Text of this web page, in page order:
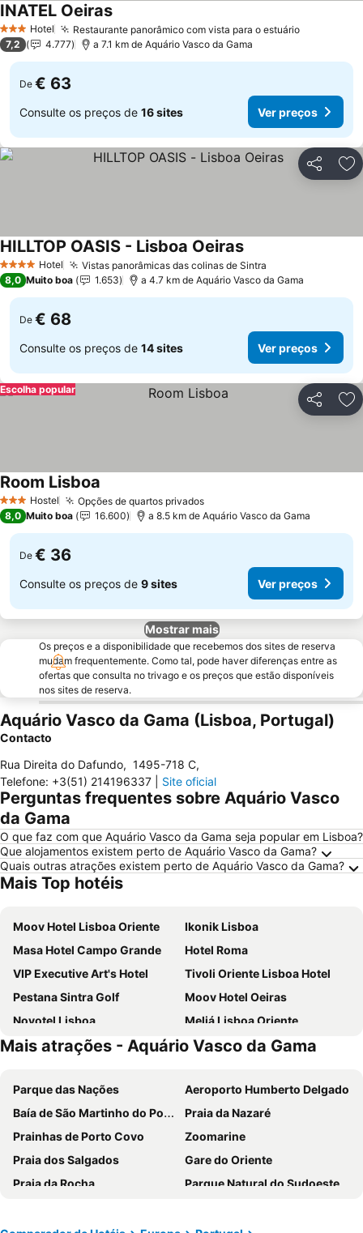
3 EstrelasHotel Restaurante panorâmico com vista para o estuárioVer
INATEL OeirasVer preços
7,2 4.777 a 7.1 km de Aquário Vasco da Gama
De € 63
Consulte os preços de 16 sites Ver preços
Partilhar
4 EstrelasHotel Vistas panorâmicas das colinas de Sintra
HILLTOP OASIS - Lisboa OeirasVer preços
8,0 Muito boa 1.653 a 4.7 km de Aquário Vasco da Gama
De € 68
Consulte os preços de 14 sites Ver preços
Partilhar
Escolha popular
3 EstrelasHostel Opções de quartos privadosVer preços
Room Lisboa
8,0 Muito boa 16.600 a 8.5 km de Aquário Vasco da Gama
De € 36
Consulte os preços de 9 sites Ver preços
Mostrar mais
Os preços e a disponibilidade que recebemos dos sites de reserva
mudam frequentemente. Como tal, pode haver diferenças entre as
ofertas que consulta no trivago e os preços que estão disponíveis
nos sites de reserva.
Aquário Vasco da Gama (Lisboa, Portugal)
Contacto
Rua Direita do Dafundo, 1495-718 C,
Telefone: +3(51) 214196337 Site oficial
Perguntas frequentes sobre Aquário Vasco
da Gama
O que faz com que Aquário Vasco da Gama seja popular em Lisboa?
Que alojamentos existem perto de Aquário Vasco da Gama?
Quais outras atrações existem perto de Aquário Vasco da Gama?
Mais Top hotéis
Moov Hotel Lisboa Oriente
Ikonik Lisboa
Masa Hotel Campo Grande
Hotel Roma
VIP Executive Art's Hotel
Tivoli Oriente Lisboa Hotel
Pestana Sintra Golf
Moov Hotel Oeiras
Novotel Lisboa
Meliá Lisboa Oriente
VIP Executive Zurique Hotel
TRYP by Wyndham Lisboa Caparica Mar
VIP Executive Entrecampos Hotel
Selina Secret Garden Lisbon
Residencial Jardim Da Amadora
Evidencia Belverde Atitude Hotel
Holiday Inn Express Lisbon - Oeiras By Ihg
Pestana Cascais
ibis Lisboa Parque das Naçoes
ibis Lisboa Jose Malhoa
Eurostars Universal Lisboa
ibis Lisboa Sintra
Mais atrações - Aquário Vasco da Gama
Parque das Nações
Aeroporto Humberto Delgado
Baía de São Martinho do Porto
Praia da Nazaré
Prainhas de Porto Covo
Zoomarine
Praia dos Salgados
Gare do Oriente
Praia da Rocha
Parque Natural do Sudoeste Alentejano e Costa Vicentina
Melides
Baleal